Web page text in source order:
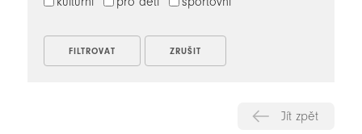
Jít zpět